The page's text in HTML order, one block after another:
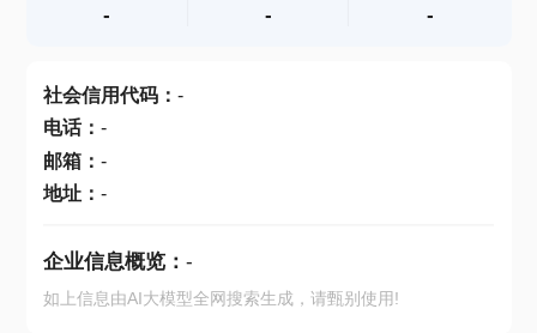
查产地
- - -
社会信用代码： -
电话： -
邮箱： -
地址： -
企业信息概览： -
如上信息由AI大模型全网搜索生成，请甄别使用!